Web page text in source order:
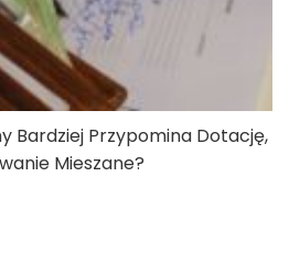
Bardziej Przypomina Dotację,
Mieszane?